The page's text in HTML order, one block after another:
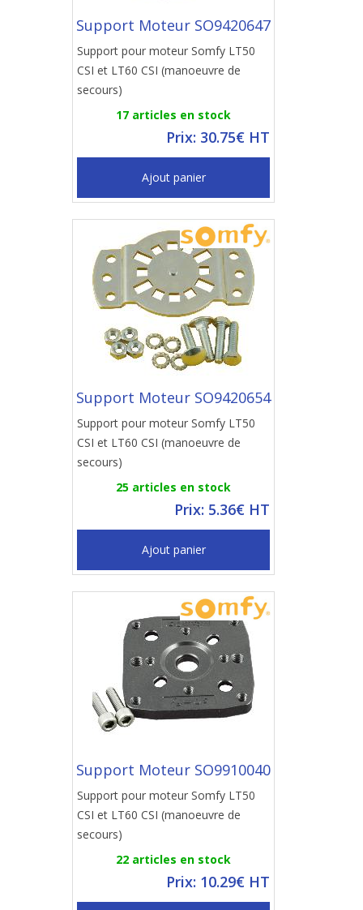
Support Moteur SO9420647
Support pour moteur Somfy LT50
CSI et LT60 CSI (manoeuvre de
secours)
17 articles en stock
Prix: 30.75€ HT
Ajout panier
Support Moteur SO9420654
Support pour moteur Somfy LT50
CSI et LT60 CSI (manoeuvre de
secours)
25 articles en stock
Prix: 5.36€ HT
Ajout panier
Support Moteur SO9910040
Support pour moteur Somfy LT50
CSI et LT60 CSI (manoeuvre de
secours)
22 articles en stock
Prix: 10.29€ HT